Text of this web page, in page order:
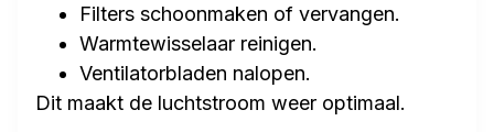
Filters schoonmaken of vervangen.
Warmtewisselaar reinigen.
Ventilatorbladen nalopen.
Dit maakt de luchtstroom weer optimaal.